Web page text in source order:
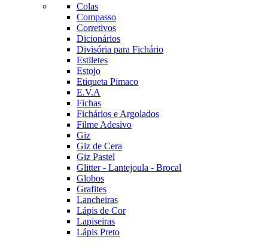
Colas
Compasso
Corretivos
Dicionários
Divisória para Fichário
Estiletes
Estojo
Etiqueta Pimaco
E.V.A
Fichas
Fichários e Argolados
Filme Adesivo
Giz
Giz de Cera
Giz Pastel
Glitter - Lantejoula - Brocal
Globos
Grafites
Lancheiras
Lápis de Cor
Lapiseiras
Lápis Preto